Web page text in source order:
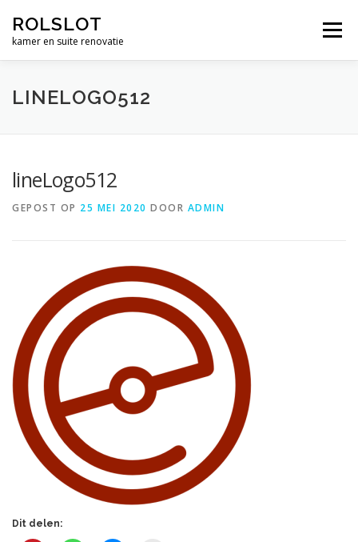
naarROLSLOT
kamer en suite renovatie
Menu
WIELEN BESLAG
LINELOGO512
lineLogo512
GEPOST OP 25 MEI 2020 DOOR ADMIN
Dit delen: